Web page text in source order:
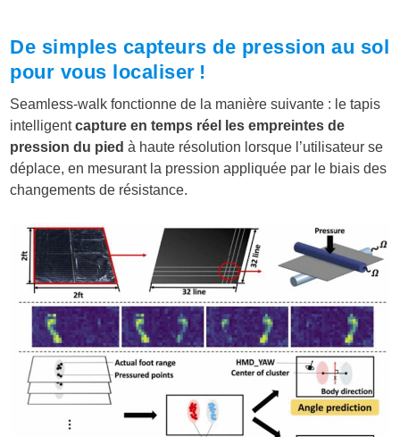
De simples capteurs de pression au sol
pour vous localiser !
Seamless-walk fonctionne de la manière suivante : le tapis
intelligentcapture en temps réel les empreintes de
pression du pied à haute résolution lorsque l’utilisateur se
déplace, en mesurant la pression appliquée par le biais des
changements de résistance.